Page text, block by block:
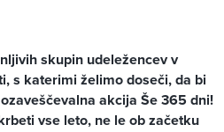
skupin udeležencev v
s katerimi želimo doseči, da bi
akcija Še 365 dni!
vse leto, ne le ob začetku